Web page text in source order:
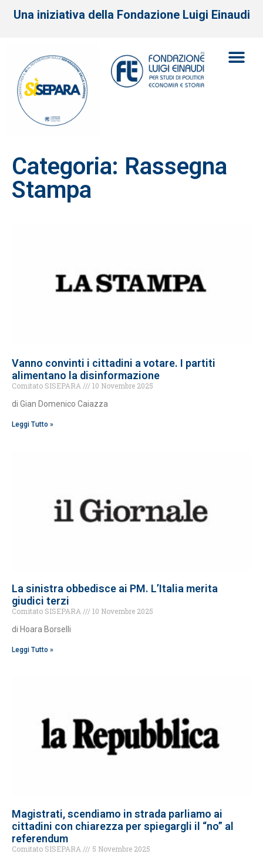
Una iniziativa della Fondazione Luigi Einaudi
Categoria: Rassegna
Stampa
Vanno convinti i cittadini a votare. I partiti
alimentano la disinformazione
Comitato SISEPARA
10 Novembre 2025
di Gian Domenico Caiazza
Leggi Tutto »
La sinistra obbedisce ai PM. L’Italia merita
giudici terzi
Comitato SISEPARA
10 Novembre 2025
di Hoara Borselli
Leggi Tutto »
Magistrati, scendiamo in strada parliamo ai
cittadini con chiarezza per spiegargli il “no” al
referendum
Comitato SISEPARA 5 Novembre 2025